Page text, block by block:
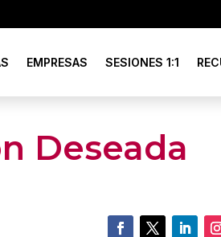
EMPRESAS SESIONES 1:1
Deseada